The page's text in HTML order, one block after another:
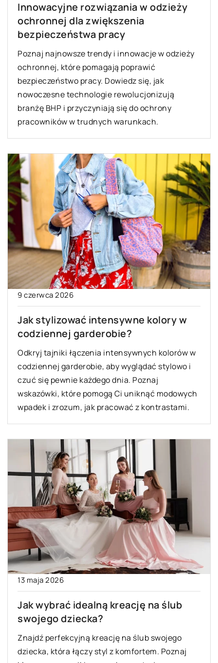
Innowacyjne rozwiązania w odzieży
ochronnej dla zwiększenia
bezpieczeństwa pracy
Poznaj najnowsze trendy i innowacje w odzieży
ochronnej, które pomagają poprawić
bezpieczeństwo pracy. Dowiedz się, jak
nowoczesne technologie rewolucjonizują
branżę BHP i przyczyniają się do ochrony
pracowników w trudnych warunkach.
9 czerwca 2026
Jak stylizować intensywne kolory w
codziennej garderobie?
Odkryj tajniki łączenia intensywnych kolorów w
codziennej garderobie, aby wyglądać stylowo i
czuć się pewnie każdego dnia. Poznaj
wskazówki, które pomogą Ci uniknąć modowych
wpadek i zrozum, jak pracować z kontrastami.
13 maja 2026
Jak wybrać idealną kreację na ślub
swojego dziecka?
Znajdź perfekcyjną kreację na ślub swojego
dziecka, która łączy styl z komfortem. Poznaj